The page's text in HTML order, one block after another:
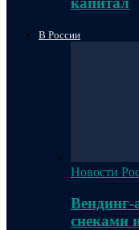
В России
Новости
снеками